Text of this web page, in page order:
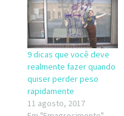
9 dicas que você deve
realmente fazer quando
quiser perder peso
rapidamente
11 agosto, 2017